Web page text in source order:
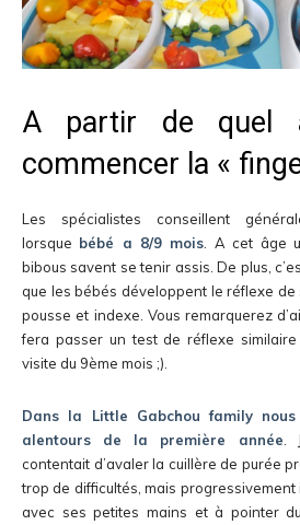
A partir de quel
commencer la «
Les spécialistes conseillent
lorsque bébé a 8/9 mois . A cet âge
bibous savent se tenir assis. De plus,
que les bébés développent le réflexe
pousse et indexe. Vous remarquerez
fera passer un test de réflexe
visite du 9ème mois ;).
Dans la Little Gabchou family
alentours de la première année .
contentait d’avaler la cuillère de purée
trop de difficultés, mais progressivement
avec ses petites mains et à pointer